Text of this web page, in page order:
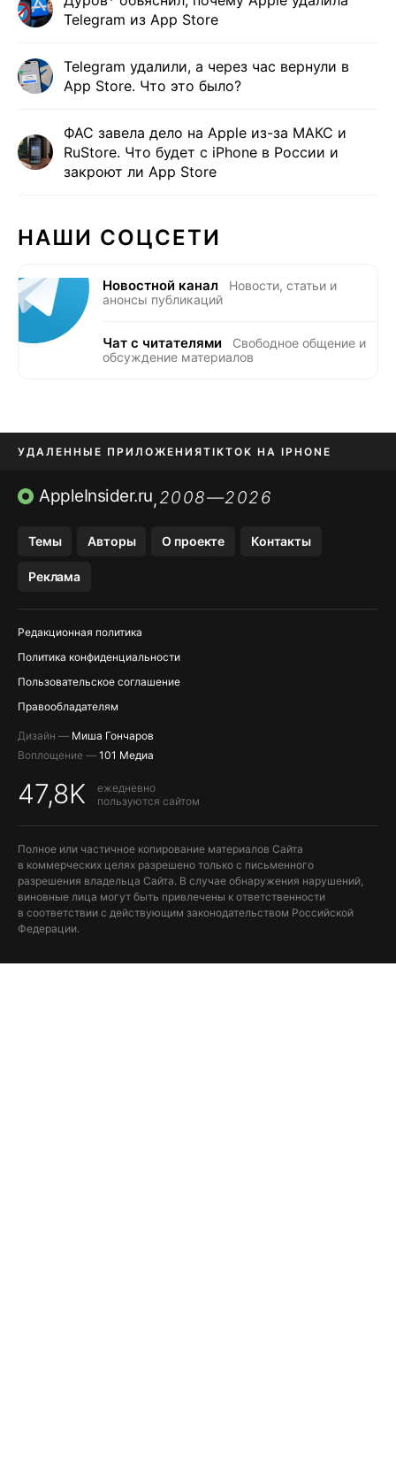
Telegram из App Store
Telegram удалили, а через час вернули в
App Store. Что это было?
ФАС завела дело на Apple из-за МАКС и
RuStore. Что будет с iPhone в России и
закроют ли App Store
НАШИ СОЦСЕТИ
Новостной канал
Новости, статьи и
анонсы публикаций
Чат с читателями
Свободное общение и
обсуждение материалов
УДАЛЕННЫЕ ПРИЛОЖЕНИЯTIKTOK НА IPHONE
ПРИЛОЖЕНИЯ БЕЗ APP STORE
AppleInsider.ru,2008—2026
Темы Авторы О проекте Контакты
Реклама
Редакционная политика
Политика конфиденциальности
Пользовательское соглашение
Правообладателям
Дизайн — Миша Гончаров
Воплощение — 101 Медиа
47,8K
ежедневно
пользуются сайтом
Полное или частичное копирование материалов Сайта
в коммерческих целях разрешено только с письменного
разрешения владельца Сайта. В случае обнаружения нарушений,
виновные лица могут быть привлечены к ответственности
в соответствии с действующим законодательством Российской
Федерации.